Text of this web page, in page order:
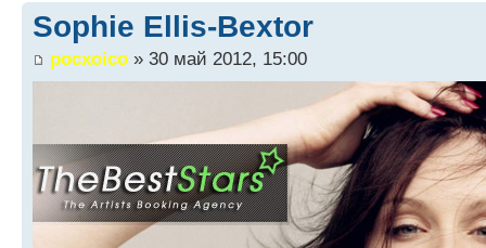
Sophie Ellis-Bextor
pocxoico » 30 май 2012, 15:00